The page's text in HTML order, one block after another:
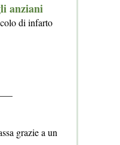
anziani
di infarto
grazie a un